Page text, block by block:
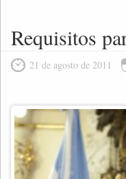
Requisitos
21 de agosto de 2011